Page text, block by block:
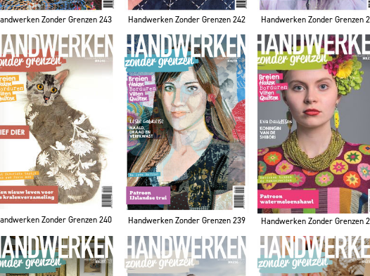
Zonder Grenzen 243 Handwerken Zonder Grenzen 242 Handwerken Zonder Grenzen
Zonder Grenzen 240 Handwerken Zonder Grenzen 239 Handwerken Zonder Grenzen